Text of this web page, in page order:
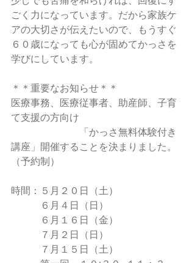
ごく力になっています。だから家族ケ
アの大切さが伝えたいので、もうすぐ
６０歳になっても心が固めてかっさを
学びにしています。
＊＊重要なお知らせ＊＊
医療事務、医療従事者、助産師、子育
て支援の方向け
「かっさ無料体験付き
講座」開催することを決まりました。
（予約制）
時間：５月２０日（土）
６月４日（日）
６月１６日（金）
７月２日（日）
７月１５日（土）